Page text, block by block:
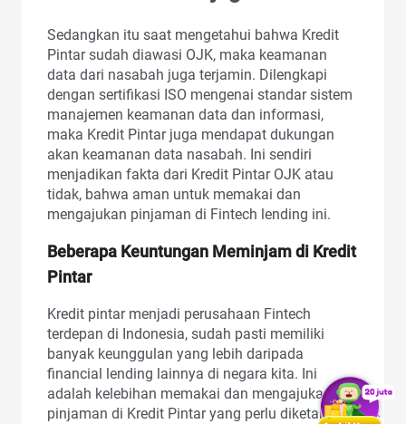
Sedangkan itu saat mengetahui bahwa Kredit
Pintar sudah diawasi OJK, maka keamanan
data dari nasabah juga terjamin. Dilengkapi
dengan sertifikasi ISO mengenai standar sistem
manajemen keamanan data dan informasi,
maka Kredit Pintar juga mendapat dukungan
akan keamanan data nasabah. Ini sendiri
menjadikan fakta dari Kredit Pintar OJK atau
tidak, bahwa aman untuk memakai dan
mengajukan pinjaman di Fintech lending ini.
Beberapa Keuntungan Meminjam di Kredit
Pintar
Kredit pintar menjadi perusahaan Fintech
terdepan di Indonesia, sudah pasti memiliki
banyak keunggulan yang lebih daripada
financial lending lainnya di negara kita. Ini
adalah kelebihan memakai dan mengajukan
pinjaman di Kredit Pintar yang perlu diketahui.